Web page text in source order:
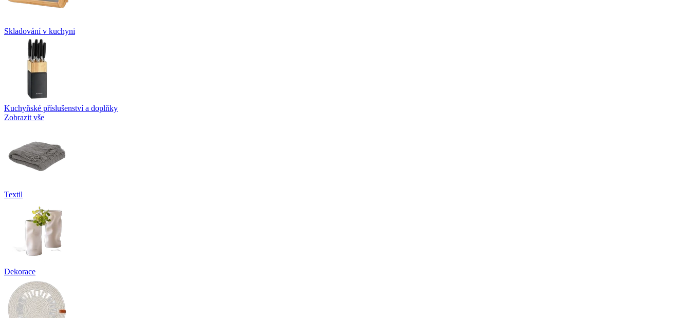
Skladování v kuchyni
Kuchyňské příslušenství a doplňky
Zobrazit vše
Textil
Dekorace